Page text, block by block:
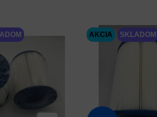
AKCIA SKLADOM